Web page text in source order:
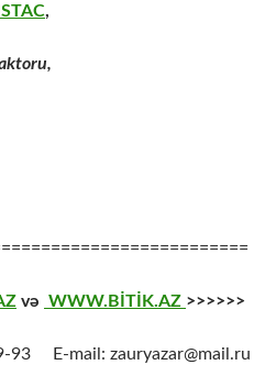
,
və WWW.BİTİK.AZ >>>>>>
93 E-mail: zauryazar@mail.ru